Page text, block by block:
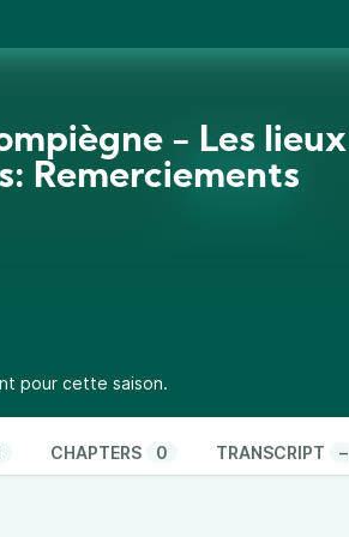
- Les lieux
Remerciements
pour cette saison.
CHAPTERS 0 TRANSCRIPT –